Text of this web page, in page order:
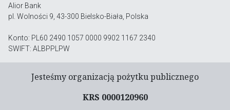
Alior Bank
pl. Wolności 9, 43-300 Bielsko-Biała, Polska
Konto: PL60 2490 1057 0000 9902 1167 2340
SWIFT: ALBPPLPW
Jesteśmy organizacją pożytku publicznego
KRS 0000120960